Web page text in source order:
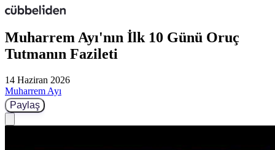
Muharrem Ayı'nın İlk 10 Günü Oruç
Tutmanın Fazileti
14 Haziran 2026
Muharrem Ayı
Paylaş